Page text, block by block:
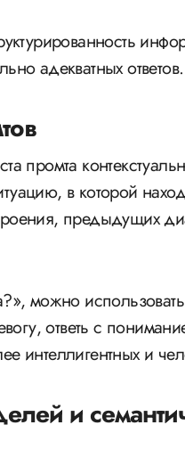
адекватных ответов.
промта
в которой
предыдущих
можно
ответь с
интеллигентных и
и